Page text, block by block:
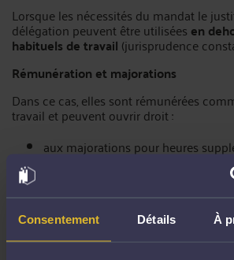
Consentement Détails À
Lorsque les nécessités du mandat le
délégation peuvent être utilisées en
habituels de travail (jurisprudence
Rémunération et majorations
Dans ce cas, elles sont rémunérées
travail et peuvent ouvrir droit :
aux majorations pour heures
échéant)
à la contrepartie obligatoire en
au report du repos acquis au titre